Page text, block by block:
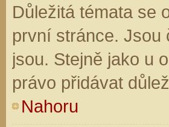
Důležitá témata se
první stránce. Jsou
jsou. Stejně jako u
právo přidávat
Nahoru